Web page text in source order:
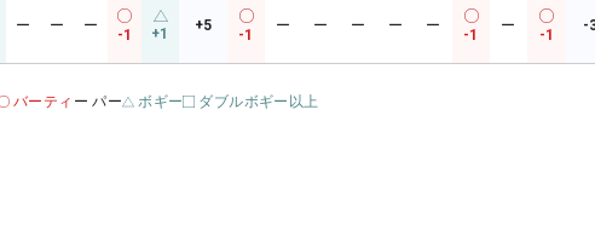
ー ー ー
-1 +1 +5
-1
ー ー ー ー ー
-1
ー
-1
-
バーティ ー パー ボギー ダブルボギー以上